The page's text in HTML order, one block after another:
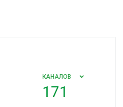
КАНАЛОВ
171